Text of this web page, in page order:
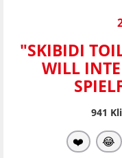
"SKIBIDI
WILL
941
❤️ 😂